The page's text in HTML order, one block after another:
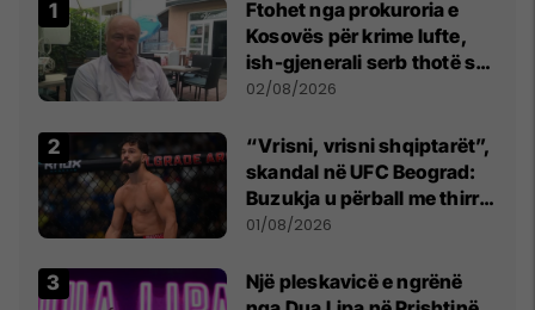
Ftohet nga prokuroria e
Kosovës për krime lufte,
ish-gjenerali serb thotë se
dikush e tradhtoi në
02/08/2026
“Vrisni, vrisni shqiptarët”,
skandal në UFC Beograd:
Buzukja u përball me thirrje
anti-shqiptare nga
01/08/2026
Një pleskavicë e ngrënë